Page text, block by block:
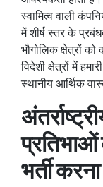
स्वामित्व वाली
में शीर्ष स्तर के
भौगोलिक क्षेत्रों
विदेशी क्षेत्रों में
स्थानीय आर्थिक
भर्ती करना